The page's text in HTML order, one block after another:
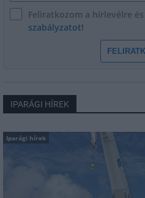
Feliratkozom a hírlevélre
szabályzatot!
IPARÁGI HÍREK
Iparági hírek